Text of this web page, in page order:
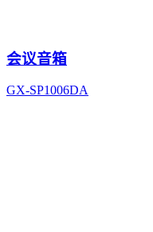
会议音箱
GX-SP1006DA